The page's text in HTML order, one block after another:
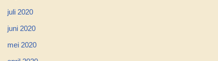
juli 2020
juni 2020
mei 2020